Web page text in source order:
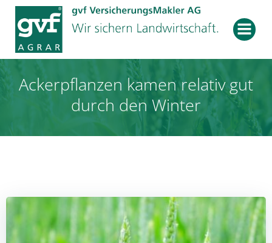
Zum
Inhalt
springen
Ackerpflanzen kamen relativ gut
durch den Winter